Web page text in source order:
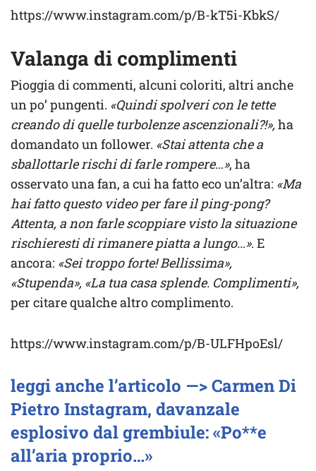
https://www.instagram.com/p/B-kT5i-KbkS/
Valanga di complimenti
Pioggia di commenti, alcuni coloriti, altri anche
un po’ pungenti. «Quindi spolveri con le tette
creando di quelle turbolenze ascenzionali?!»,ha
domandato un follower. «Stai attenta che a
sballottarle rischi di farle rompere…», ha
osservato una fan, a cui ha fatto eco un’altra: «Ma
hai fatto questo video per fare il ping-pong?
Attenta, a non farle scoppiare visto la situazione
rischieresti di rimanere piatta a lungo…». E
ancora: «Sei troppo forte! Bellissima»,
«Stupenda», «La tua casa splende. Complimenti»,
per citare qualche altro complimento.
https://www.instagram.com/p/B-ULFHpoEsl/
leggi anche l’articolo —> Carmen Di
Pietro Instagram, davanzale
esplosivo dal grembiule: «Po**e
all’aria proprio…»